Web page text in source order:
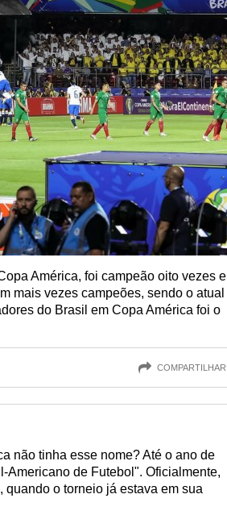
América, foi campeão oito vezes e
mais vezes campeões, sendo o atual
do Brasil em Copa América foi o
COMPARTILHAR
não tinha esse nome? Até o ano de
Americano de Futebol". Oficialmente,
o torneio já estava em sua